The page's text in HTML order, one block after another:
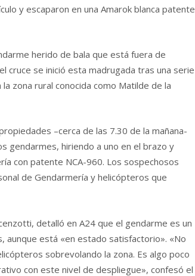
y escaparon en una Amarok blanca patente
herido de bala que está fuera de
cruce se inició esta madrugada tras una serie
zona rural conocida como Matilde de la
–cerca de las 7.30 de la mañana-
gendarmes, hiriendo a uno en el brazo y
con patente NCA-960. Los sospechosos
de Gendarmería y helicópteros que
detalló en A24 que el gendarme es un
aunque está «en estado satisfactorio». «No
sobrevolando la zona. Es algo poco
con este nivel de despliegue», confesó el